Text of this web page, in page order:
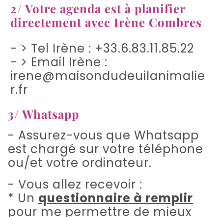
2/ Votre agenda est à planifier
directement avec Irène Combres
- > Tel Irène : +33.6.83.11.85.22
- > Email Irène :
irene@maisondudeuilanimalie
r.fr
3/ Whatsapp
- Assurez-vous que Whatsapp
est chargé sur votre téléphone
ou/et votre ordinateur.
- Vous allez recevoir :
* Un questionnaire à remplir
pour me permettre de mieux